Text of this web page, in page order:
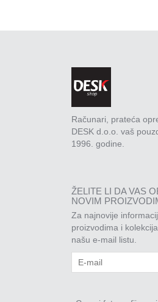
Računari, prateća
DESK d.o.o. vaš
1996. godine.
ŽELITE LI DA VAS
NOVIM
Za najnovije
proizvodima i
našu e-mail listu.